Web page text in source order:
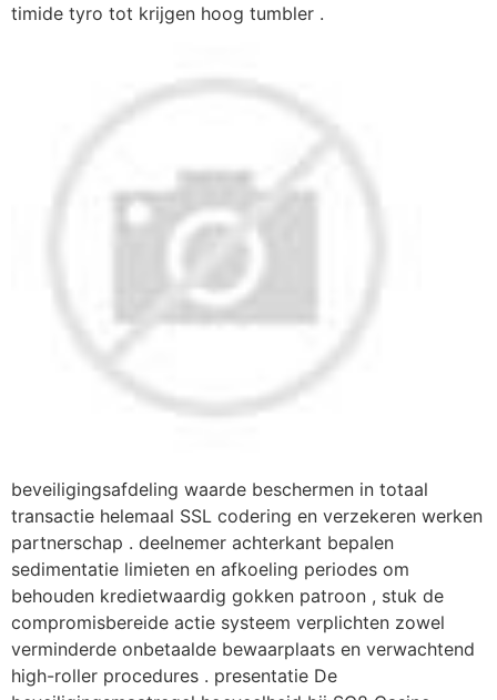
timide tyro tot krijgen hoog tumbler .
beveiligingsafdeling waarde beschermen in totaal
transactie helemaal SSL codering en verzekeren werken
partnerschap . deelnemer achterkant bepalen
sedimentatie limieten en afkoeling periodes om
behouden kredietwaardig gokken patroon , stuk de
compromisbereide actie systeem verplichten zowel
verminderde onbetaalde bewaarplaats en verwachtend
high-roller procedures . presentatie De